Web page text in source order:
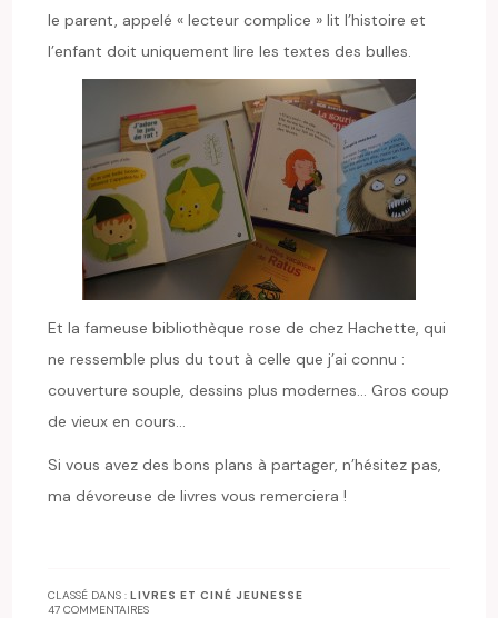
le parent, appelé « lecteur complice » lit l’histoire et
l’enfant doit uniquement lire les textes des bulles.
Et la fameuse bibliothèque rose de chez Hachette, qui
ne ressemble plus du tout à celle que j’ai connu :
couverture souple, dessins plus modernes… Gros coup
de vieux en cours…
Si vous avez des bons plans à partager, n’hésitez pas,
ma dévoreuse de livres vous remerciera !
CLASSÉ DANS :LIVRES ET CINÉ JEUNESSE
47 COMMENTAIRES